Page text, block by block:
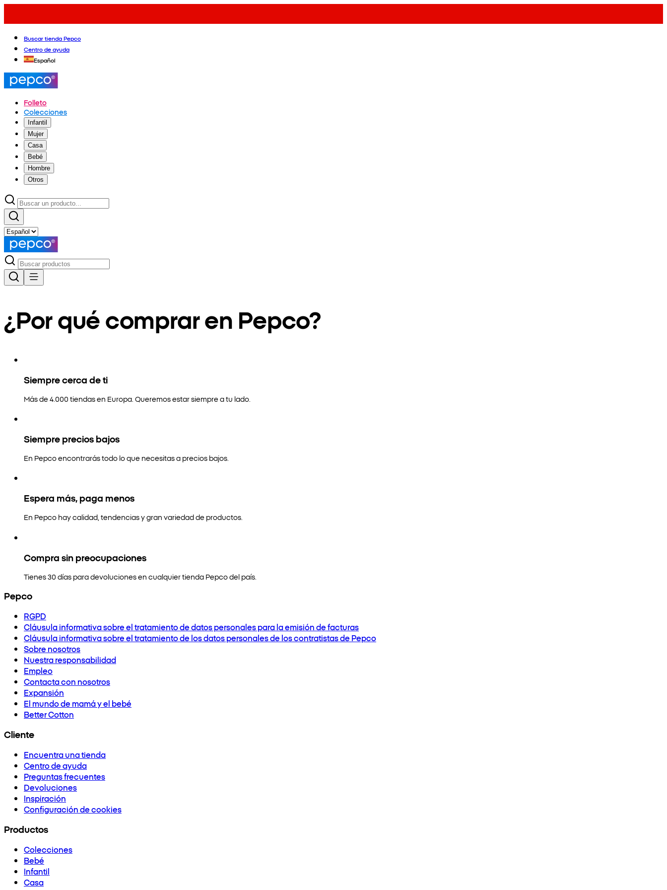
Buscar tienda Pepco
Centro de ayuda
Español
Folleto
Colecciones
Infantil
Mujer
Casa
Bebé
Hombre
Otros
¿Por qué comprar en Pepco?
Siempre cerca de ti
Más de 4.000 tiendas en Europa. Queremos estar siempre a tu lado.
Siempre precios bajos
En Pepco encontrarás todo lo que necesitas a precios bajos.
Espera más, paga menos
En Pepco hay calidad, tendencias y gran variedad de productos.
Compra sin preocupaciones
Tienes 30 días para devoluciones en cualquier tienda Pepco del país.
Pepco
RGPD
Cláusula informativa sobre el tratamiento de datos personales para la emisión de facturas
Cláusula informativa sobre el tratamiento de los datos personales de los contratistas de Pepco
Sobre nosotros
Nuestra responsabilidad
Empleo
Contacta con nosotros
Expansión
El mundo de mamá y el bebé
Better Cotton
Cliente
Encuentra una tienda
Centro de ayuda
Preguntas frecuentes
Devoluciones
Inspiración
Configuración de cookies
Productos
Colecciones
Bebé
Infantil
Casa